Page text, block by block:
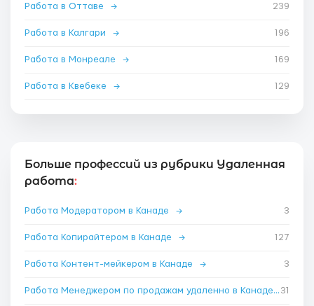
Работа в Оттаве → 239
Работа в Калгари → 196
Работа в Монреале → 169
Работа в Квебеке → 129
Больше профессий из рубрики Удаленная
работа:
Работа Модератором в Канаде → 3
Работа Копирайтером в Канаде → 127
Работа Контент-мейкером в Канаде → 3
Работа Менеджером по продажам удаленно в Канаде →
31